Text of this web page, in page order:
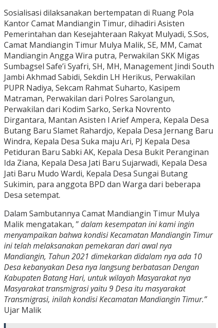
Sosialisasi dilaksanakan bertempatan di Ruang Pola
Kantor Camat Mandiangin Timur, dihadiri Asisten
Pemerintahan dan Kesejahteraan Rakyat Mulyadi, S.Sos,
Camat Mandiangin Timur Mulya Malik, SE, MM, Camat
Mandiangin Angga Wira putra, Perwakilan SKK Migas
Sumbagsel Safe’i Syafri, SH, MH, Management Jindi South
Jambi Akhmad Sabidi, Sekdin LH Herikus, Perwakilan
PUPR Nadiya, Sekcam Rahmat Suharto, Kasipem
Matraman, Perwakilan dari Polres Sarolangun,
Perwakilan dari Kodim Sarko, Serka Novrento
Dirgantara, Mantan Asisten l Arief Ampera, Kepala Desa
Butang Baru Slamet Rahardjo, Kepala Desa Jernang Baru
Windra, Kepala Desa Suka maju Ari, PJ Kepala Desa
Petiduran Baru Sabki AK, Kepala Desa Bukit Peranginan
Ida Ziana, Kepala Desa Jati Baru Sujarwadi, Kepala Desa
Jati Baru Mudo Wardi, Kepala Desa Sungai Butang
Sukimin, para anggota BPD dan Warga dari beberapa
Desa setempat.
Dalam Sambutannya Camat Mandiangin Timur Mulya
Malik mengatakan, ”dalam kesempatan ini kami ingin
menyampaikan bahwa kondisi Kecamatan Mandiangin Timur
ini telah melaksanakan pemekaran dari awal nya
Mandiangin, Tahun 2021 dimekarkan didalam nya ada 10
Desa kebanyakan Desa nya langsung berbatasan Dengan
Kabupaten Batang Hari, untuk wilayah Masyarakat nya
Masyarakat transmigrasi yaitu 9 Desa itu masyarakat
Transmigrasi, inilah kondisi Kecamatan Mandiangin Timur.”
Ujar Malik